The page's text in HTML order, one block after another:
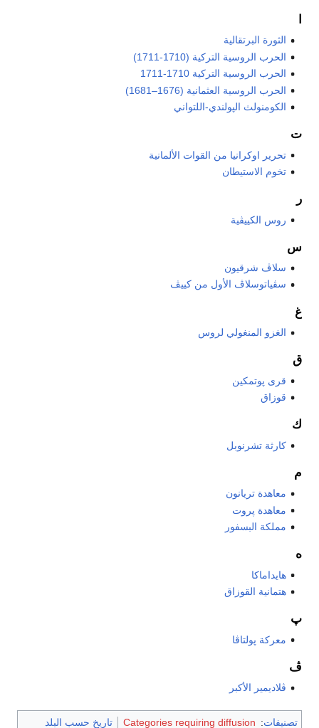
الثورة البرتقالية
الحرب الروسية التركية (1710-1711)
الحرب الروسية التركية 1710-1711
الحرب الروسية العثمانية (1676–1681)
الكومنولث الپولندي-اللتواني
ت
تحرير اوكرانيا من القوات الألمانية
تخوم الاستيطان
ر
روس الكييڤية
س
سلاڤ شرقيون
سڤياتوسلاڤ الأول من كييڤ
غ
الغزو المنغولي لروس
ق
قرى پوتمكين
قوزاق
ك
كارثة تشرنوبل
م
معاهدة تريانون
معاهدة پروت
مملكة البسفور
ه
هايداماكا
هتمانية القوزاق
پ
معركة پولتاڤا
ڤ
ڤلاديمير الأكبر
تصنيفات:
Categories requiring diffusion تاريخ حسب البلد